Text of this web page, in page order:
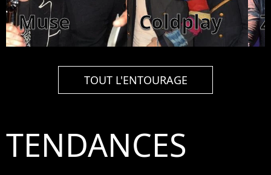
Muse Coldplay
TOUT L'ENTOURAGE
TENDANCES